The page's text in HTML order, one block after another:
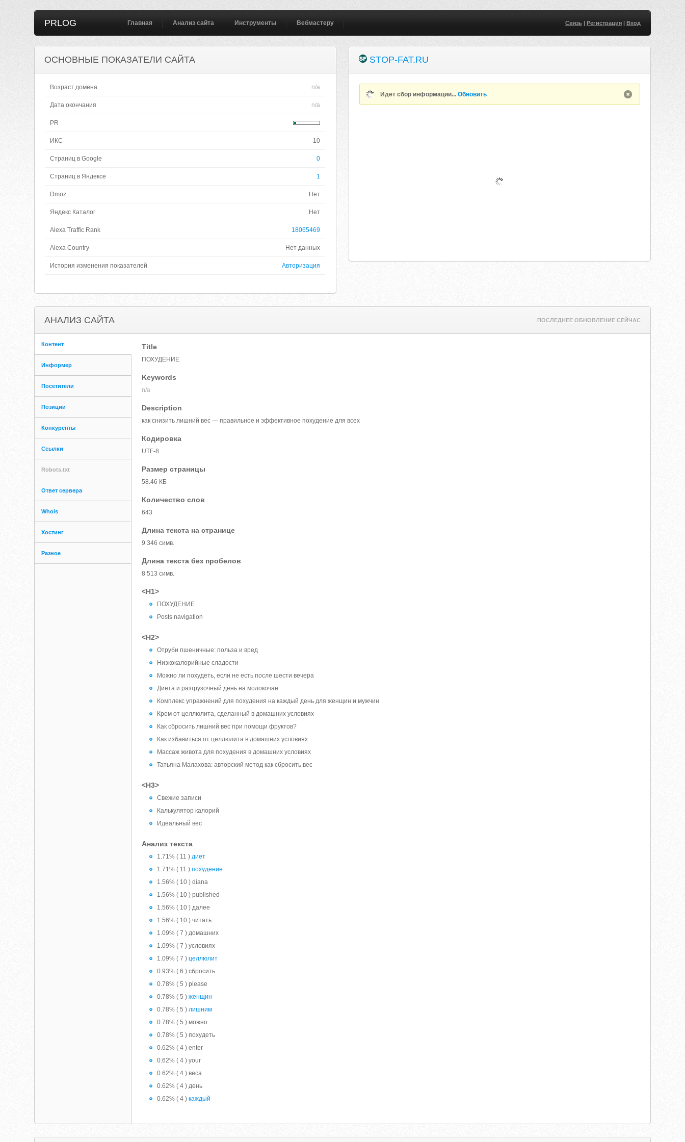
PRLOG Главная Анализ сайта Инструменты Вебмастеру Связь| Регистрация| Вход
ОСНОВНЫЕ ПОКАЗАТЕЛИ САЙТА
Возраст домена n/a
Дата окончания n/a
PR
ИКС 10
Страниц в Google 0
Страниц в Яндексе 1
Dmoz Нет
Яндекс Каталог Нет
Alexa Traffic Rank 18065469
Alexa Country Нет данных
История изменения показателей Авторизация
STOP-FAT.RU
Идет сбор информации...Обновить
АНАЛИЗ САЙТА ПОСЛЕДНЕЕ ОБНОВЛЕНИЕ СЕЙЧАС
Контент
Информер
Посетители
Позиции
Конкуренты
Ссылки
Robots.txt
Ответ сервера
Whois
Хостинг
Разное
Title
ПОХУДЕНИЕ
Keywords
n/a
Description
как снизить лишний вес — правильное и эффективное похудение для всех
Кодировка
UTF-8
Размер страницы
58.46 КБ
Количество слов
643
Длина текста на странице
9 346 симв.
Длина текста без пробелов
8 513 симв.
<H1>
ПОХУДЕНИЕ
Posts navigation
<H2>
Отруби пшеничные: польза и вред
Низкокалорийные сладости
Можно ли похудеть, если не есть после шести вечера
Диета и разгрузочный день на молокочае
Комплекс упражнений для похудения на каждый день для женщин и мужчин
Крем от целлюлита, сделанный в домашних условиях
Как сбросить лишний вес при помощи фруктов?
Как избавиться от целлюлита в домашних условиях
Массаж живота для похудения в домашних условиях
Татьяна Малахова: авторский метод как сбросить вес
<H3>
Свежие записи
Калькулятор калорий
Идеальный вес
Анализ текста
1.71% ( 11 )диет
1.71% ( 11 )похудение
1.56% ( 10 ) diana
1.56% ( 10 ) published
1.56% ( 10 ) далее
1.56% ( 10 ) читать
1.09% ( 7 ) домашних
1.09% ( 7 ) условиях
1.09% ( 7 )целлюлит
0.93% ( 6 ) сбросить
0.78% ( 5 ) please
0.78% ( 5 )женщин
0.78% ( 5 )лишним
0.78% ( 5 ) можно
0.78% ( 5 ) похудеть
0.62% ( 4 ) enter
0.62% ( 4 ) your
0.62% ( 4 ) веса
0.62% ( 4 ) день
0.62% ( 4 )каждый